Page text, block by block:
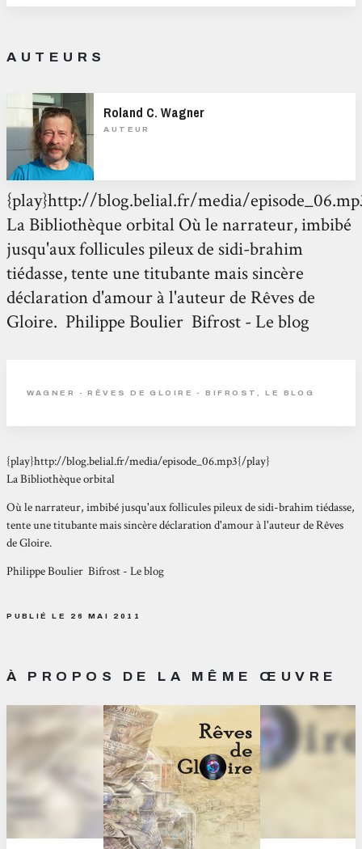
AUTEURS
Roland C. Wagner
AUTEUR
{play}http://blog.belial.fr/media/
La Bibliothèque orbital Où le narrateur, imbibé
jusqu'aux follicules pileux de sidi-brahim
tiédasse, tente une titubante mais sincère
déclaration d'amour à l'auteur de Rêves de
Gloire. Philippe Boulier Bifrost - Le blog
WAGNER - RÊVES DE GLOIRE - BIFROST, LE BLOG
{play}http://blog.belial.fr/media/episode_06.mp3{/play}
La Bibliothèque orbital
Où le narrateur, imbibé jusqu'aux follicules pileux de sidi-brahim tiédasse,
tente une titubante mais sincère déclaration d'amour à l'auteur de Rêves
de Gloire.
Philippe BoulierBifrost - Le blog
PUBLIÉ LE 26 MAI 2011
À PROPOS DE LA MÊME ŒUVRE